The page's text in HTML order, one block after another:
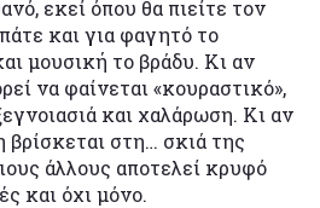
εκεί όπου θα πιείτε τον
και για φαγητό το
μουσική το βράδυ. Κι αν
να φαίνεται «κουραστικό»,
και χαλάρωση. Κι αν
στη… σκιά της
άλλους αποτελεί κρυφό
και όχι μόνο.